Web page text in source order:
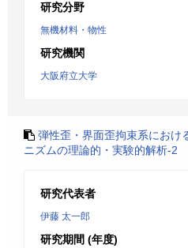
研究分野
無機材料・物性
研究機関
大阪府立大学
弾性歪・界面歪拘束系におけ
ニズムの理論的・実験的解析-2
研究代表者
伊藤 太一郎
研究期間 (年度)